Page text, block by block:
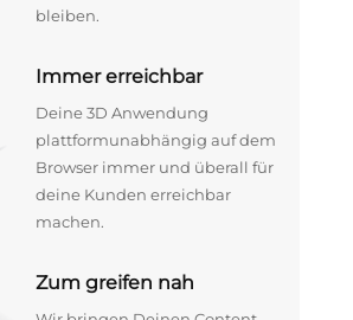
bleiben.
Immer erreichbar
Deine 3D Anwendung
plattformunabhängig auf dem
Browser immer und überall für
deine Kunden erreichbar
machen.
Zum greifen nah